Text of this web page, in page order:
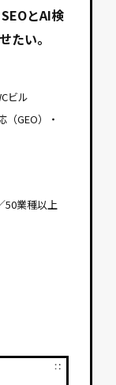
とAI検
たい。
ビル
（GEO）・
50業種以上